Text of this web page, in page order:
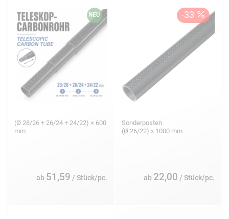
(Ø 28/26 + 26/24 + 24/22) × 600
mm
ab 51,59 / Stück/pc.
Sonderposten
(Ø 26/22) x 1000 mm
ab 22,00 / Stück/pc.